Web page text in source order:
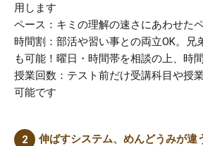
用します
ペース：キミの理解の速さにあわせた
時間割：部活や習い事との両立OK。兄
も可能！曜日・時間帯を相談の上、時
授業回数：テスト前だけ受講科目や授
可能です
伸ばすシステム、めんどうみが違